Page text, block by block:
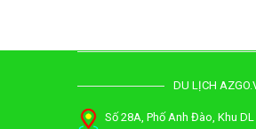
DU LỊCH
Số 28A, Phố Anh Đào, Khu